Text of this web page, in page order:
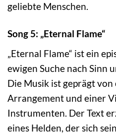
geliebte Menschen.
Song 5: „Eternal Flame“
„Eternal Flame“ ist ein
ewigen Suche nach Sinn
Die Musik ist geprägt von
Arrangement und einer
Instrumenten. Der Text
eines Helden, der sich